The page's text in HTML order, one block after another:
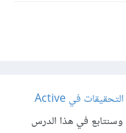
نظرة عامة حول التحقيقات في Active
وسنتابع في هذا الدرس